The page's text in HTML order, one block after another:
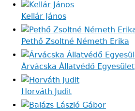
Kellár János
Pethő Zsoltné Németh Erika
Árvácska Állatvédő Egyesület
Horváth Judit